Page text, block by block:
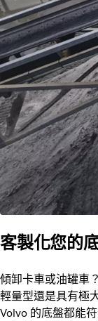
客製化您的
傾卸卡車或油罐車
輕量型還是具有極
Volvo 的底盤都能